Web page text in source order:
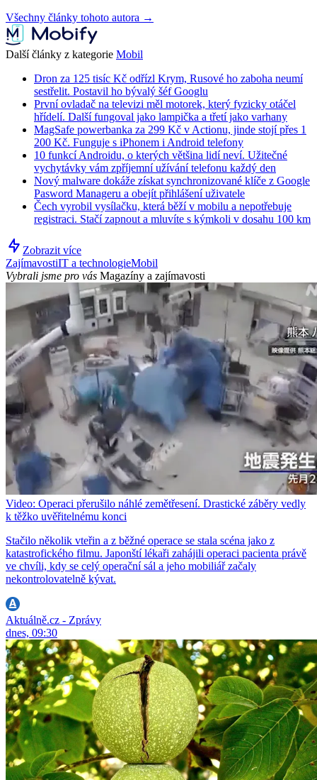
Všechny články tohoto autora →
Další články z kategorie Mobil
Dron za 125 tisíc Kč odřízl Krym, Rusové ho zaboha neumí
sestřelit. Postavil ho bývalý šéf Googlu
První ovladač na televizi měl motorek, který fyzicky otáčel
hřídelí. Další fungoval jako lampička a třetí jako varhany
MagSafe powerbanka za 299 Kč v Actionu, jinde stojí přes 1
200 Kč. Funguje s iPhonem i Android telefony
10 funkcí Androidu, o kterých většina lidí neví. Užitečné
vychytávky vám zpříjemní užívání telefonu každý den
Nový malware dokáže získat synchronizované klíče z Google
Pasword Manageru a obejít přihlášení uživatele
Čech vyrobil vysílačku, která běží v mobilu a nepotřebuje
registraci. Stačí zapnout a mluvíte s kýmkoli v dosahu 100 km
Zobrazit více
ZajímavostiIT a technologieMobil
Vybrali jsme pro vás Magazíny a zajímavosti
Video: Operaci přerušilo náhlé zemětřesení. Drastické záběry vedly
k těžko uvěřitelnému konci
Stačilo několik vteřin a z běžné operace se stala scéna jako z
katastrofického filmu. Japonští lékaři zahájili operaci pacienta právě
ve chvíli, kdy se celý operační sál a jeho mobiliář začaly
nekontrolovatelně kývat.
Aktuálně.cz - Zprávy
dnes, 09:30